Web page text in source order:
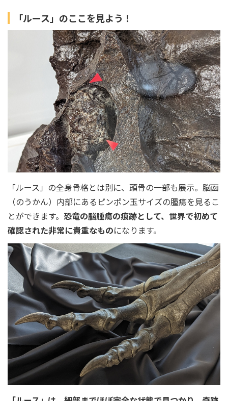
「ルース」のここを見よう！
「ルース」の全身骨格とは別に、頭骨の一部も展示。脳函
（のうかん）内部にあるピンポン玉サイズの腫瘍を見るこ
とができます。 恐竜の脳腫瘍の痕跡として、世界で初めて
確認された非常に貴重なものになります。